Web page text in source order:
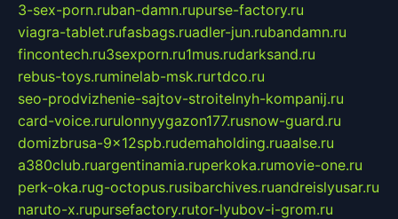
3-sex-porn.ruban-damn.rupurse-factory.ru
viagra-tablet.rufasbags.ruadler-jun.rubandamn.ru
fincontech.ru3sexporn.ru1mus.rudarksand.ru
rebus-toys.ruminelab-msk.rurtdco.ru
seo-prodvizhenie-sajtov-stroitelnyh-kompanij.ru
card-voice.rurulonnyygazon177.rusnow-guard.ru
domizbrusa-9x12spb.rudemaholding.ruaalse.ru
a380club.ruargentinamia.ruperkoka.rumovie-one.ru
perk-oka.rug-octopus.rusibarchives.ruandreislyusar.ru
naruto-x.rupursefactory.rutor-lyubov-i-grom.ru